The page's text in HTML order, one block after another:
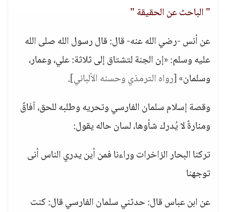
" الباحث عن الحقيقة "
عن أنس -رضي الله عنه- قال: قال رسول الله صلى الله
عليه وسلم: «إن الجنة لتشتاق إلى ثلاثة: علي، وعمار،
وسلمان»[رواه الترمذي وحسنه الألباني].
وقصة إسلام سلمان الفارسي وتحريه وطلبه للحق، آفاقٌ
ومنارةٌ لا يُدرك شأوها، لسان حاله يقول:
تركنا البحار الزاخرات وراءنا فمن أين يدري الناس أنى
توجهنا
عن ابن عباس قال: حدثني سلمان الفارسي قال: كنت